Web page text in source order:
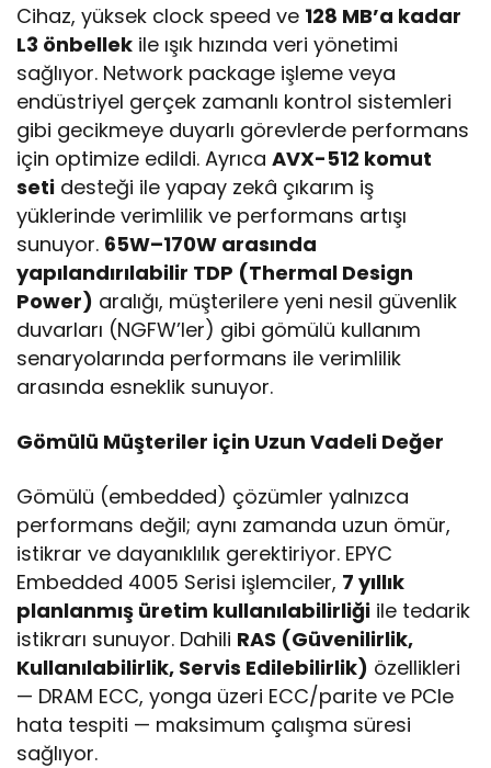
Cihaz, yüksek clock speed ve 128 MB’a kadar
L3 önbellek ile ışık hızında veri yönetimi
sağlıyor. Network package işleme veya
endüstriyel gerçek zamanlı kontrol sistemleri
gibi gecikmeye duyarlı görevlerde performans
için optimize edildi. AyrıcaAVX-512 komut
seti desteği ile yapay zekâ çıkarım iş
yüklerinde verimlilik ve performans artışı
sunuyor. 65W–170W arasında
yapılandırılabilir TDP (Thermal Design
Power) aralığı, müşterilere yeni nesil güvenlik
duvarları (NGFW’ler) gibi gömülü kullanım
senaryolarında performans ile verimlilik
arasında esneklik sunuyor.
Gömülü Müşteriler için Uzun Vadeli Değer
Gömülü (embedded) çözümler yalnızca
performans değil; aynı zamanda uzun ömür,
istikrar ve dayanıklılık gerektiriyor. EPYC
Embedded 4005 Serisi işlemciler, 7 yıllık
planlanmış üretim kullanılabilirliği ile tedarik
istikrarı sunuyor. Dahili RAS (Güvenilirlik,
Kullanılabilirlik, Servis Edilebilirlik) özellikleri
— DRAM ECC, yonga üzeri ECC/parite ve PCIe
hata tespiti — maksimum çalışma süresi
sağlıyor.